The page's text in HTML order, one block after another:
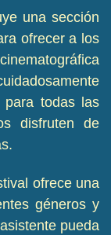
una sección
ofrecer a los
para todas las
disfruten de
ofrece una
géneros y
pueda